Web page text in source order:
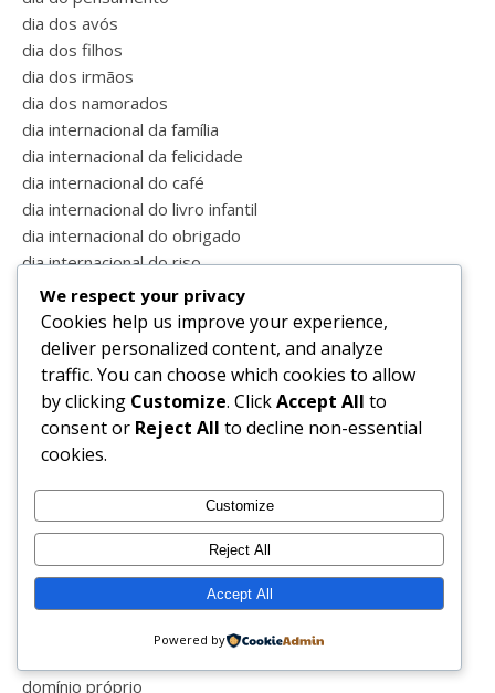
dia dos avós
dia dos filhos
dia dos irmãos
dia dos namorados
dia internacional da família
dia internacional da felicidade
dia internacional do café
dia internacional do livro infantil
dia internacional do obrigado
dia internacional do riso
dia mundial da gratidão
dia mundial da saúde
dia mundial do animal
dia mundial do cão
dia mundial do livro
dia mundial do sorriso
dia mundial dos oceanos
dinoparque
divainlover
divainparfums
domínio próprio
We respect your privacy
Cookies help us improve your experience,
deliver personalized content, and analyze
traffic. You can choose which cookies to allow
by clicking Customize. ClickAccept All to
consent or Reject All to decline non-essential
cookies.
Customize
Reject All
Accept All
Powered by